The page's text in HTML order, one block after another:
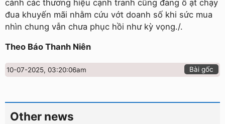
cảnh các thương hiệu cạnh tranh cũng đang ồ ạt chạy
đua khuyến mãi nhằm cứu vớt doanh số khi sức mua
nhìn chung vẫn chưa phục hồi như kỳ vọng./.
Theo Báo Thanh Niên
10-07-2025, 03:20:06am Bài gốc
Other news